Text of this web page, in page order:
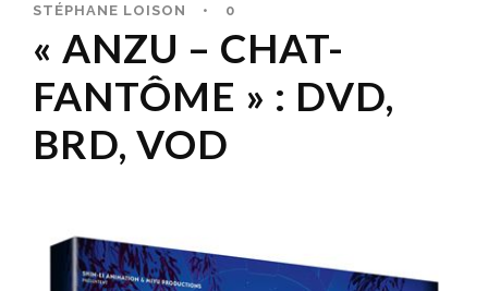
STÉPHANE LOISON • 0
« ANZU – CHAT-
FANTÔME » : DVD,
BRD, VOD